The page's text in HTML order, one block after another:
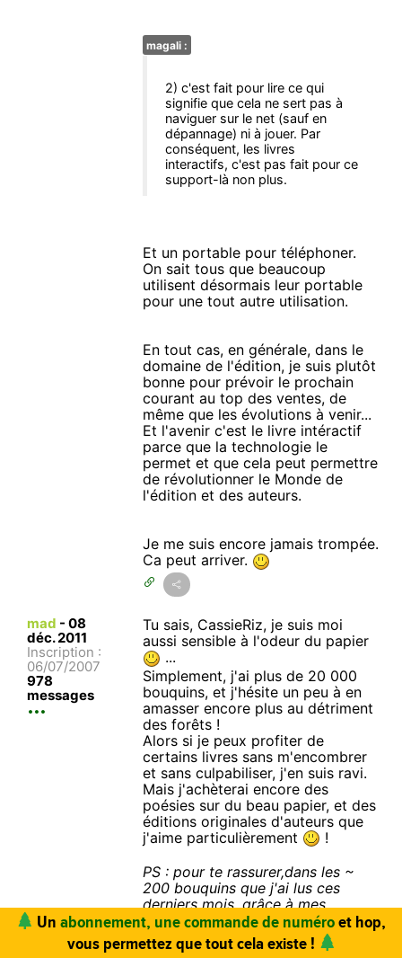
magali :
2) c'est fait pour lire ce qui
signifie que cela ne sert pas à
naviguer sur le net (sauf en
dépannage) ni à jouer. Par
conséquent, les livres
interactifs, c'est pas fait pour ce
support-là non plus.
Et un portable pour téléphoner.
On sait tous que beaucoup
utilisent désormais leur portable
pour une tout autre utilisation.
En tout cas, en générale, dans le
domaine de l'édition, je suis plutôt
bonne pour prévoir le prochain
courant au top des ventes, de
même que les évolutions à venir...
Et l'avenir c'est le livre intéractif
parce que la technologie le
permet et que cela peut permettre
de révolutionner le Monde de
l'édition et des auteurs.
Je me suis encore jamais trompée.
Ca peut arriver.
mad - 08
déc. 2011
Inscription :
06/07/2007
978
messages
Tu sais, CassieRiz, je suis moi
aussi sensible à l'odeur du papier
...
Simplement, j'ai plus de 20 000
bouquins, et j'hésite un peu à en
amasser encore plus au détriment
des forêts !
Alors si je peux profiter de
certains livres sans m'encombrer
et sans culpabiliser, j'en suis ravi.
Mais j'achèterai encore des
poésies sur du beau papier, et des
éditions originales d'auteurs que
j'aime particulièrement
!
PS : pour te rassurer,dans les ~
200 bouquins que j'ai lus ces
derniers mois, grâce à mes
congés forcés en Thaïlande, il y a
pas mal de Gustave Le Rouge, de
Gaston Leroux et autres Paul
Vous trouvez ce site utile ? Vous aimez le magazine ?